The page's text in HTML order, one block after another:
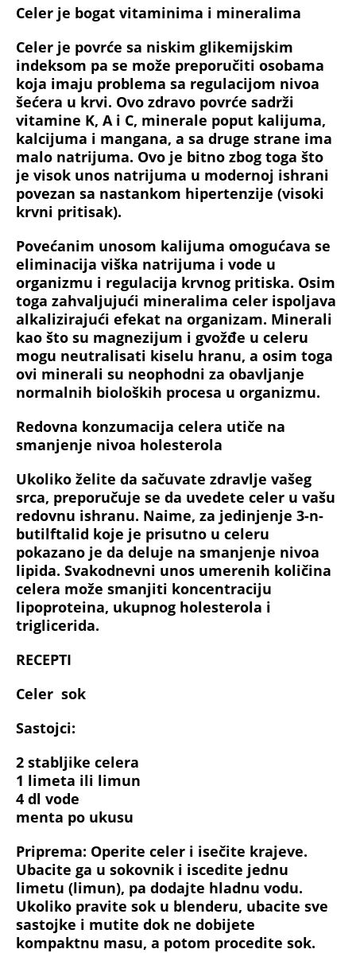
Celer je bogat vitaminima i mineralima
Celer je povrće sa niskim glikemijskim
indeksom pa se može preporučiti osobama
koja imaju problema sa regulacijom nivoa
šećera u krvi. Ovo zdravo povrće sadrži
vitamine K, A i C, minerale poput kalijuma,
kalcijuma i mangana, a sa druge strane ima
malo natrijuma. Ovo je bitno zbog toga što
je visok unos natrijuma u modernoj ishrani
povezan sa nastankom hipertenzije (visoki
krvni pritisak).
Povećanim unosom kalijuma omogućava se
eliminacija viška natrijuma i vode u
organizmu i regulacija krvnog pritiska. Osim
toga zahvaljujući mineralima celer ispoljava
alkalizirajući efekat na organizam. Minerali
kao što su magnezijum i gvožđe u celeru
mogu neutralisati kiselu hranu, a osim toga
ovi minerali su neophodni za obavljanje
normalnih bioloških procesa u organizmu.
Redovna konzumacija celera utiče na
smanjenje nivoa holesterola
Ukoliko želite da sačuvate zdravlje vašeg
srca, preporučuje se da uvedete celer u vašu
redovnu ishranu. Naime, za jedinjenje 3-n-
butilftalid koje je prisutno u celeru
pokazano je da deluje na smanjenje nivoa
lipida. Svakodnevni unos umerenih količina
celera može smanjiti koncentraciju
lipoproteina, ukupnog holesterola i
triglicerida.
RECEPTI
Celer sok
Sastojci:
2 stabljike celera
1 limeta ili limun
4 dl vode
menta po ukusu
Priprema: Operite celer i isečite krajeve.
Ubacite ga u sokovnik i iscedite jednu
limetu (limun), pa dodajte hladnu vodu.
Ukoliko pravite sok u blenderu, ubacite sve
sastojke i mutite dok ne dobijete
kompaktnu masu, a potom procedite sok.